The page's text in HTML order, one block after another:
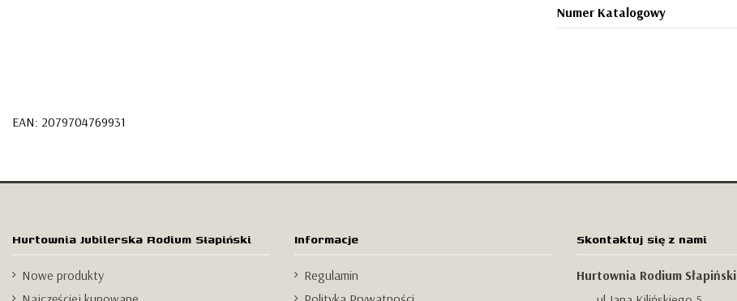
Numer Katalogowy
EAN: 2079704769931
Hurtownia Jubilerska Rodium Słapiński
Nowe produkty
Informacje
Regulamin
Skontaktuj się z nami
Hurtownia Rodium Słapiński